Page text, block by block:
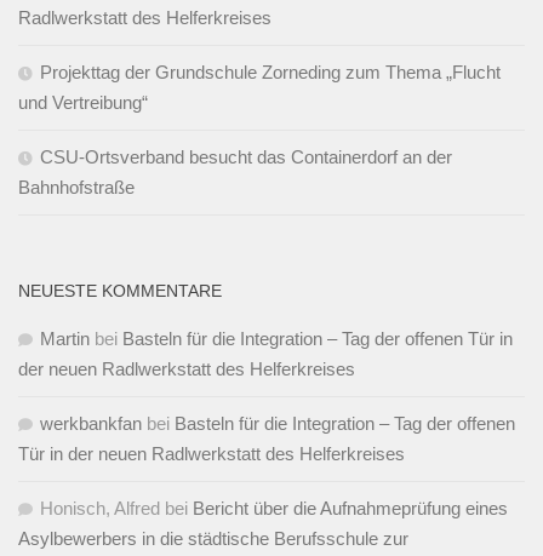
Radlwerkstatt des Helferkreises
Projekttag der Grundschule Zorneding zum Thema „Flucht
und Vertreibung“
CSU-Ortsverband besucht das Containerdorf an der
Bahnhofstraße
NEUESTE KOMMENTARE
Martin bei Basteln für die Integration – Tag der offenen Tür in
der neuen Radlwerkstatt des Helferkreises
werkbankfan bei Basteln für die Integration – Tag der offenen
Tür in der neuen Radlwerkstatt des Helferkreises
Honisch, Alfred bei Bericht über die Aufnahmeprüfung eines
Asylbewerbers in die städtische Berufsschule zur